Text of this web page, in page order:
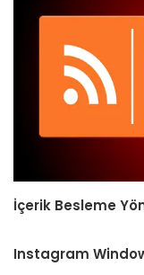
İçerik Besleme
Instagram